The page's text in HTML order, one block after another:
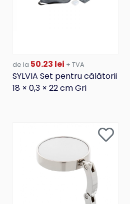
de la 50.23 lei + TVA
SYLVIA Set pentru călătorii
18 × 0,3 × 22 cm Gri